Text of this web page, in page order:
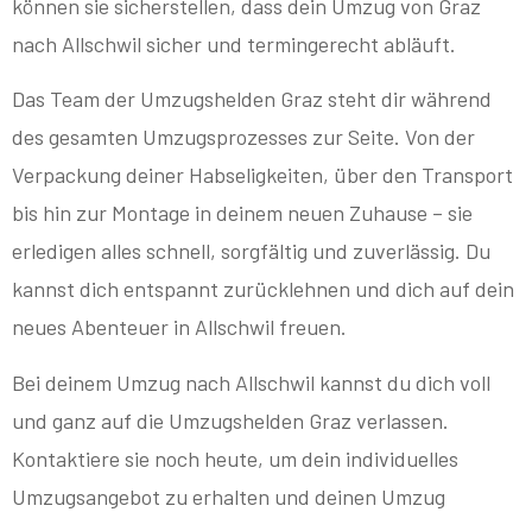
können sie sicherstellen, dass dein Umzug von Graz
nach Allschwil sicher und termingerecht abläuft.
Das Team der Umzugshelden Graz steht dir während
des gesamten Umzugsprozesses zur Seite. Von der
Verpackung deiner Habseligkeiten, über den Transport
bis hin zur Montage in deinem neuen Zuhause – sie
erledigen alles schnell, sorgfältig und zuverlässig. Du
kannst dich entspannt zurücklehnen und dich auf dein
neues Abenteuer in Allschwil freuen.
Bei deinem Umzug nach Allschwil kannst du dich voll
und ganz auf die Umzugshelden Graz verlassen.
Kontaktiere sie noch heute, um dein individuelles
Umzugsangebot zu erhalten und deinen Umzug